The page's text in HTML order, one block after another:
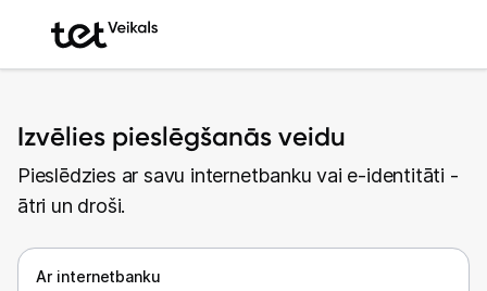
Izvēlies pieslēgšanās veidu
Pieslēdzies ar savu internetbanku vai e-identitāti -
ātri un droši.
Ar internetbanku